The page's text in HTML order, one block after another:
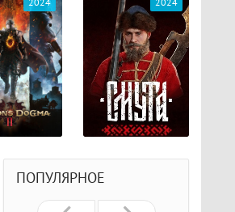
2024 2024
ПОПУЛЯРНОЕ